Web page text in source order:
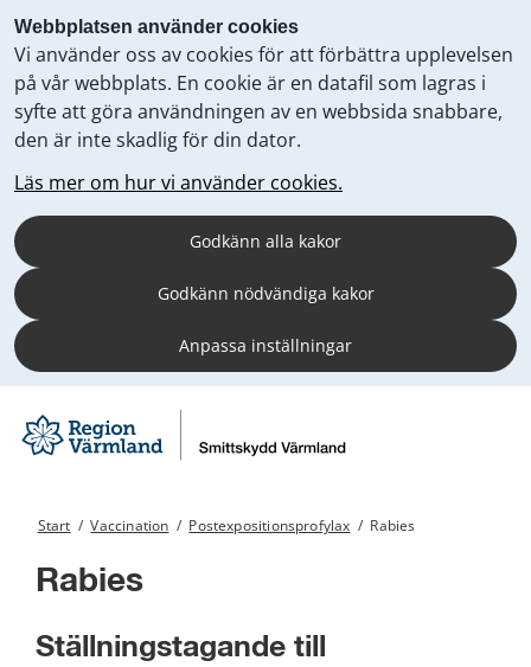
Webbplatsen använder cookies
Vi använder oss av cookies för att förbättra upplevelsen
på vår webbplats. En cookie är en datafil som lagras i
syfte att göra användningen av en webbsida snabbare,
den är inte skadlig för din dator.
Läs mer om hur vi använder cookies.
Godkänn alla kakor
Godkänn nödvändiga kakor
Anpassa inställningar
Start / Vaccination / Postexpositionsprofylax / Rabies
Rabies
Ställningstagande till